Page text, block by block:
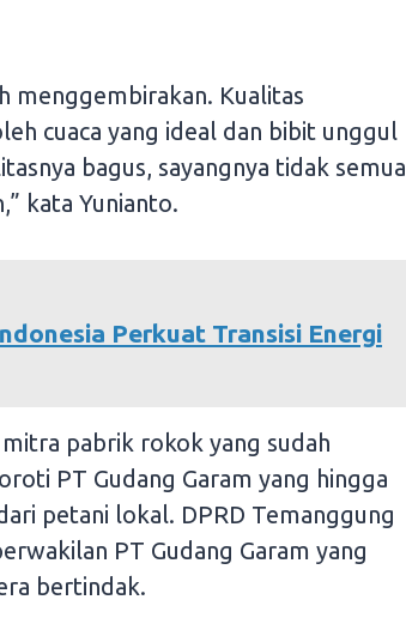
menggembirakan. Kualitas
cuaca yang ideal dan bibit unggul
bagus, sayangnya tidak semua
kata Yunianto.
Perkuat Transisi Energi
pabrik rokok yang sudah
PT Gudang Garam yang hingga
petani lokal. DPRD Temanggung
PT Gudang Garam yang
bertindak.